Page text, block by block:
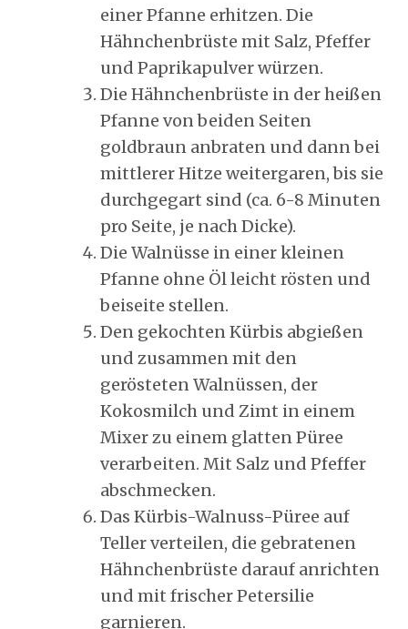
einer Pfanne erhitzen. Die
Hähnchenbrüste mit Salz, Pfeffer
und Paprikapulver würzen.
Die Hähnchenbrüste in der heißen
Pfanne von beiden Seiten
goldbraun anbraten und dann bei
mittlerer Hitze weitergaren, bis sie
durchgegart sind (ca. 6-8 Minuten
pro Seite, je nach Dicke).
Die Walnüsse in einer kleinen
Pfanne ohne Öl leicht rösten und
beiseite stellen.
Den gekochten Kürbis abgießen
und zusammen mit den
gerösteten Walnüssen, der
Kokosmilch und Zimt in einem
Mixer zu einem glatten Püree
verarbeiten. Mit Salz und Pfeffer
abschmecken.
Das Kürbis-Walnuss-Püree auf
Teller verteilen, die gebratenen
Hähnchenbrüste darauf anrichten
und mit frischer Petersilie
garnieren.